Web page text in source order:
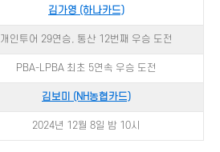
김가영 (하나카드)
개인투어 29연승, 통산 12번째 우승 도전
PBA-LPBA 최초 5연속 우승 도전
김보미 (NH농협카드)
2024년 12월 8일 밤 10시